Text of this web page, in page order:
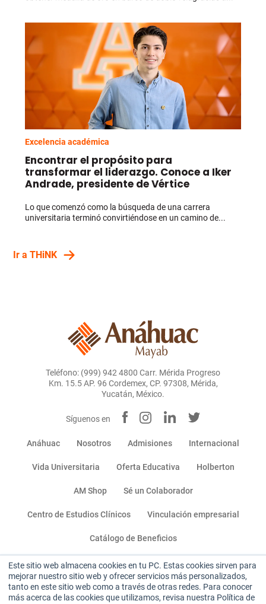
Este sitio web almacena cookies en tu PC. Estas cookies sirven para
mejorar nuestro sitio web y ofrecer servicios más personalizados,
tanto en este sitio web como a través de otras redes. Para conocer
más acerca de las cookies que utilizamos, revisa nuestra Política de
Excelencia académica
Encontrar el propósito para
transformar el liderazgo. Conoce a Iker
Andrade, presidente de Vértice
Lo que comenzó como la búsqueda de una carrera
universitaria terminó convirtiéndose en un camino de...
Ir a THiNK
Teléfono: (999) 942 4800 Carr. Mérida Progreso
Km. 15.5 AP. 96 Cordemex, CP. 97308, Mérida,
Yucatán, México.
Síguenos en
Anáhuac Nosotros Admisiones Internacional
Vida Universitaria Oferta Educativa Holberton
AM Shop Sé un Colaborador
Centro de Estudios Clínicos Vinculación empresarial
Catálogo de Beneficios
Miembro de: